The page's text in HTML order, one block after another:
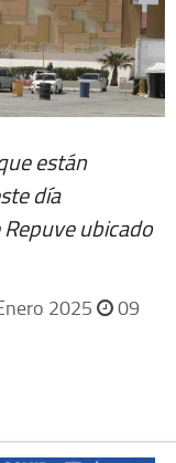
están
día
ubicado
2025
09